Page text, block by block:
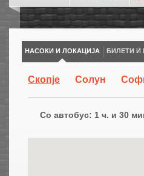
НАСОКИ И ЛОКАЦИЈА БИЛЕТИ И
Скопје Солун
Со автобус: 1 ч. и 30